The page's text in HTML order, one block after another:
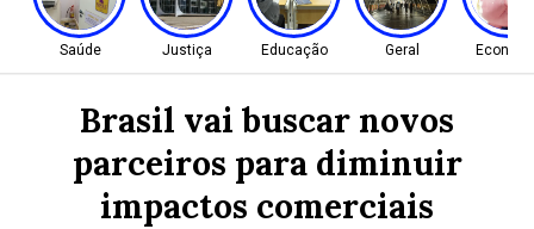
Saúde Justiça Educação Geral
Brasil vai buscar novos
parceiros para diminuir
impactos comerciais